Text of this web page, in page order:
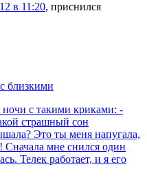
в 11:20, приснился
близкими
ночи с такими криками: -
страшный сон
Это ты меня напугала,
Сначала мне снился один
Телек работает, и я его